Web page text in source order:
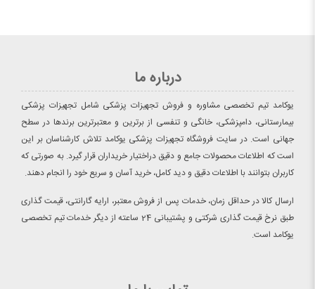
درباره ما
یوکامد تیم تخصصی مشاوره و فروش تجهیزات پزشکی شامل تجهیزات پزشکی
بیمارستانی، دامپزشکی، خانگی و تنفسی از برترین و معتبرترین برندها در سطح
جهانی است. در سایت فروشگاه تجهیزات پزشکی یوکامد تلاش کارشناسان بر این
است که اطلاعات محصولات جامع و دقیق دراختیار خریداران قرار گیرد. به صورتی که
کاربران بتوانند با اطلاعات دقیق و دید کامل، خرید آسان و سریع خود را انجام دهند.
ارسال کالا در حداقل زمان، خدمات پس از فروش معتبر، ارایه گارانتی، قیمت گذاری
طبق نرخ قیمت گذاری شرکتی و پشتیبانی 24 ساعته از دیگر خدمات تیم تخصصی
یوکامد است.